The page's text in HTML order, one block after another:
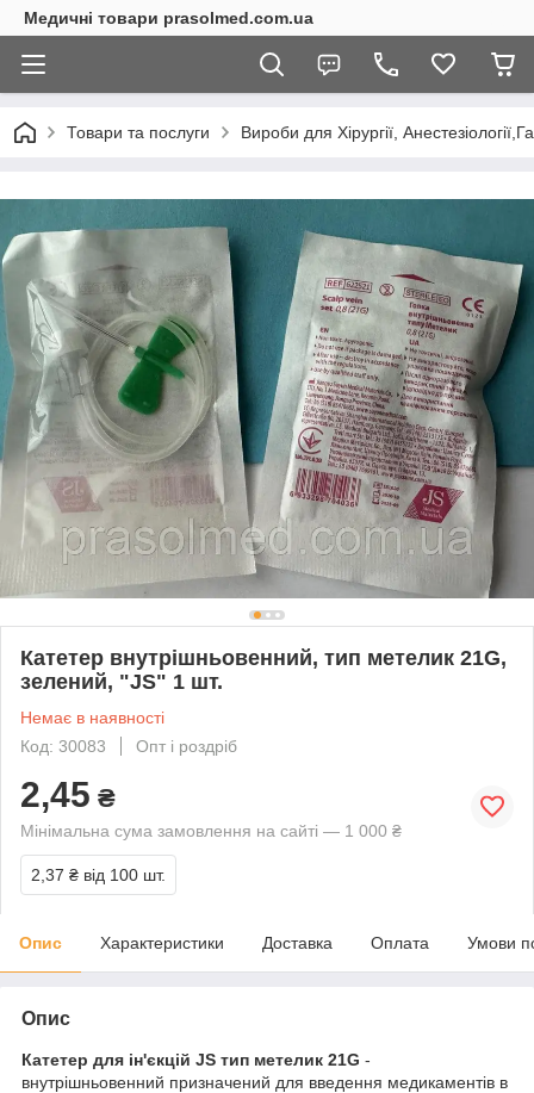
Медичні товари prasolmed.com.ua
Товари та послуги Вироби для Хірургії,
Катетер внутрішньовенний, тип метелик 21G,
зелений, "JS" 1 шт.
Немає в наявності
Код: 30083
Опт і роздріб
2,45 ₴
Мінімальна сума замовлення на сайті — 1 000 ₴
2,37 ₴ від 100 шт.
Опис Характеристики Доставка Оплата Умови
Опис
Катетер для ін'єкцій JS тип метелик 21G -
внутрішньовенний призначений для введення медикаментів в